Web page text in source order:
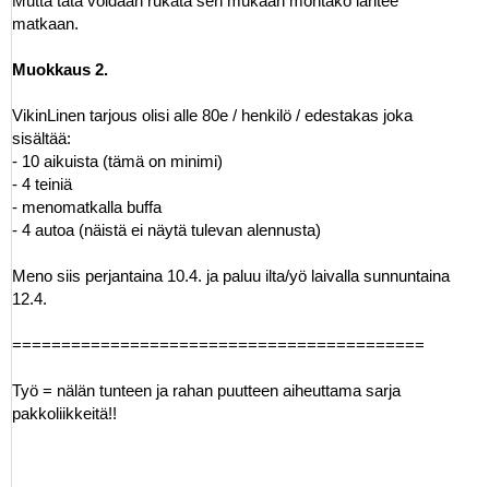
matkaan.
Muokkaus 2.
VikinLinen tarjous olisi alle 80e / henkilö / edestakas joka
sisältää:
- 10 aikuista (tämä on minimi)
- 4 teiniä
- menomatkalla buffa
- 4 autoa (näistä ei näytä tulevan alennusta)
Meno siis perjantaina 10.4. ja paluu ilta/yö laivalla sunnuntaina
12.4.
==========================================
Työ = nälän tunteen ja rahan puutteen aiheuttama sarja
pakkoliikkeitä!!